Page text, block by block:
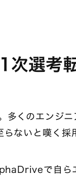
次選考
多くのエンジニ
ないと嘆く採
で自ら